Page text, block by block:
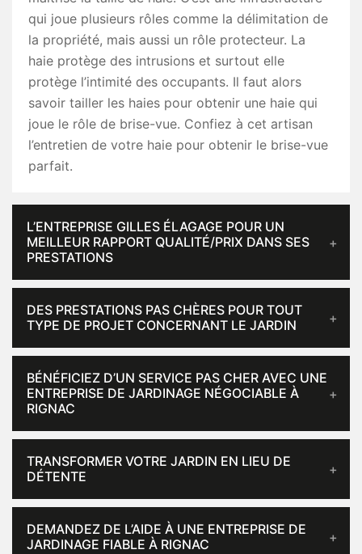
qui joue plusieurs rôles comme la délimitation de
la propriété, mais aussi un rôle protecteur. La
haie protège des intrusions et surtout elle
protège l’intimité des occupants. Il faut alors
savoir tailler les haies pour obtenir une haie qui
joue le rôle de brise-vue. Confiez à cet artisan
l’entretien de votre haie pour obtenir le brise-vue
parfait.
L’ENTREPRISE GILLES ÉLAGAGE POUR UN
MEILLEUR RAPPORT QUALITÉ/PRIX DANS SES
PRESTATIONS
DES PRESTATIONS PAS CHÈRES POUR TOUT
TYPE DE PROJET CONCERNANT LE JARDIN
BÉNÉFICIEZ D’UN SERVICE PAS CHER AVEC UNE
ENTREPRISE DE JARDINAGE NÉGOCIABLE À
RIGNAC
TRANSFORMER VOTRE JARDIN EN LIEU DE
DÉTENTE
DEMANDEZ DE L’AIDE À UNE ENTREPRISE DE
JARDINAGE FIABLE À RIGNAC